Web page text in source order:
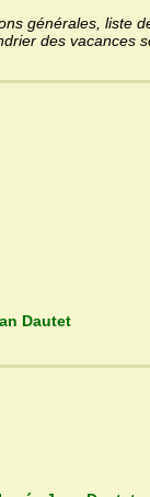
générales, liste
des vacances
Lycée Jean Dautet